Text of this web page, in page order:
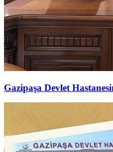
Gazipaşa Devlet